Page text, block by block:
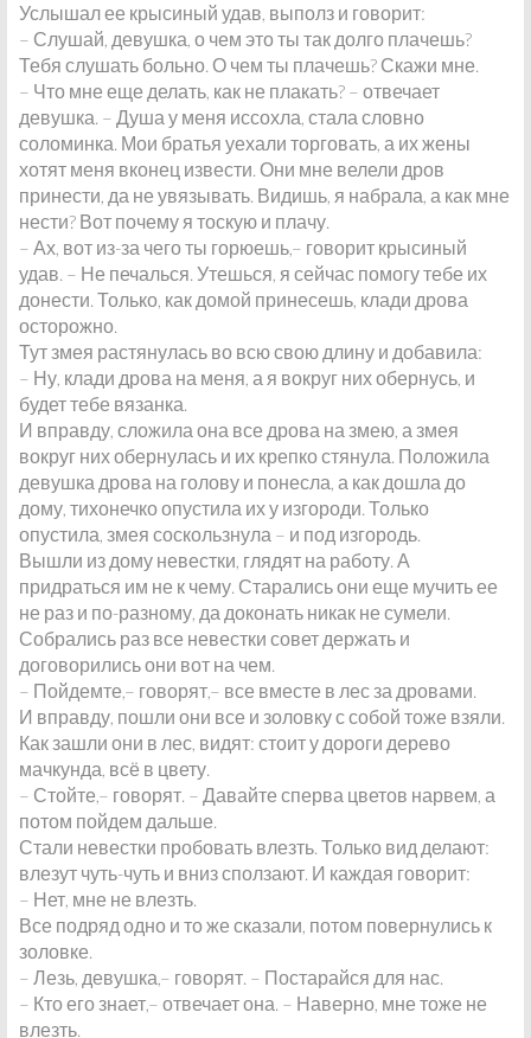
Услышал ее крысиный удав, выполз и говорит:
– Слушай, девушка, о чем это ты так долго плачешь?
Тебя слушать больно. О чем ты плачешь? Скажи мне.
– Что мне еще делать, как не плакать? – отвечает
девушка. – Душа у меня иссохла, стала словно
соломинка. Мои братья уехали торговать, а их жены
хотят меня вконец извести. Они мне велели дров
принести, да не увязывать. Видишь, я набрала, а как мне
нести? Вот почему я тоскую и плачу.
– Ах, вот из-за чего ты горюешь,– говорит крысиный
удав. – Не печалься. Утешься, я сейчас помогу тебе их
донести. Только, как домой принесешь, клади дрова
осторожно.
Тут змея растянулась во всю свою длину и добавила:
– Ну, клади дрова на меня, а я вокруг них обернусь, и
будет тебе вязанка.
И вправду, сложила она все дрова на змею, а змея
вокруг них обернулась и их крепко стянула. Положила
девушка дрова на голову и понесла, а как дошла до
дому, тихонечко опустила их у изгороди. Только
опустила, змея соскользнула – и под изгородь.
Вышли из дому невестки, глядят на работу. А
придраться им не к чему. Старались они еще мучить ее
не раз и по-разному, да доконать никак не сумели.
Собрались раз все невестки совет держать и
договорились они вот на чем.
– Пойдемте,– говорят,– все вместе в лес за дровами.
И вправду, пошли они все и золовку с собой тоже взяли.
Как зашли они в лес, видят: стоит у дороги дерево
мачкунда, всё в цвету.
– Стойте,– говорят. – Давайте сперва цветов нарвем, а
потом пойдем дальше.
Стали невестки пробовать влезть. Только вид делают:
влезут чуть-чуть и вниз сползают. И каждая говорит:
– Нет, мне не влезть.
Все подряд одно и то же сказали, потом повернулись к
золовке.
– Лезь, девушка,– говорят. – Постарайся для нас.
– Кто его знает,– отвечает она. – Наверно, мне тоже не
влезть.